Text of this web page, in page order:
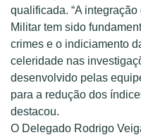
qualificada. “A
Militar tem sido
crimes e o indiciamento
celeridade nas
desenvolvido pelas
para a redução dos
destacou.
O Delegado Rodrigo